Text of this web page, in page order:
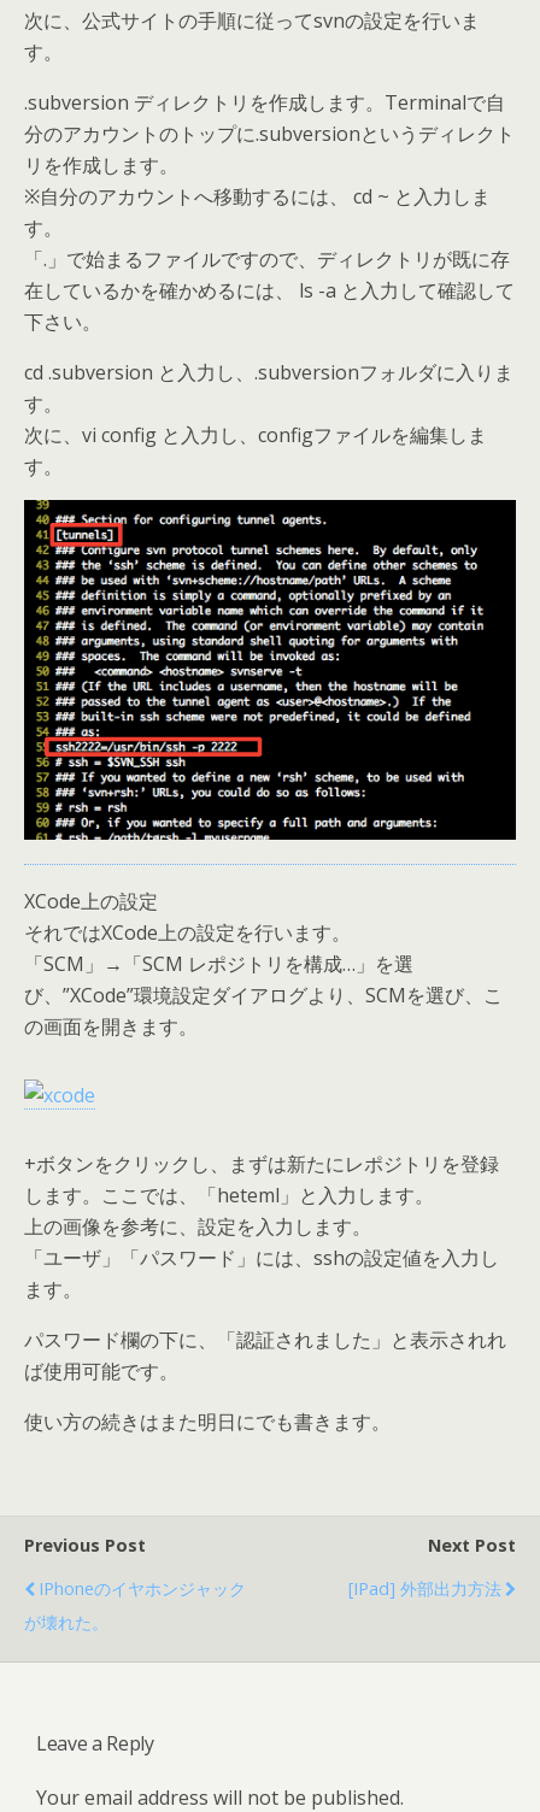
次に、公式サイトの手順に従ってsvnの設定を行いま
す。
.subversion ディレクトリを作成します。Terminalで自
分のアカウントのトップに.subversionというディレクト
リを作成します。
※自分のアカウントへ移動するには、 cd ~ と入力しま
す。
「.」で始まるファイルですので、ディレクトリが既に存
在しているかを確かめるには、 ls -a と入力して確認して
下さい。
cd .subversion と入力し、.subversionフォルダに入りま
す。
次に、vi config と入力し、configファイルを編集しま
す。
XCode上の設定
それではXCode上の設定を行います。
「SCM」→「SCM レポジトリを構成…」を選
び、”XCode”環境設定ダイアログより、SCMを選び、こ
の画面を開きます。
+ボタンをクリックし、まずは新たにレポジトリを登録
します。ここでは、「heteml」と入力します。
上の画像を参考に、設定を入力します。
「ユーザ」「パスワード」には、sshの設定値を入力し
ます。
パスワード欄の下に、「認証されました」と表示されれ
ば使用可能です。
使い方の続きはまた明日にでも書きます。
Previous Post
IPhoneのイヤホンジャック
が壊れた。
Next Post
[iPad] 外部出力方法
Leave a Reply
Your email address will not be published.